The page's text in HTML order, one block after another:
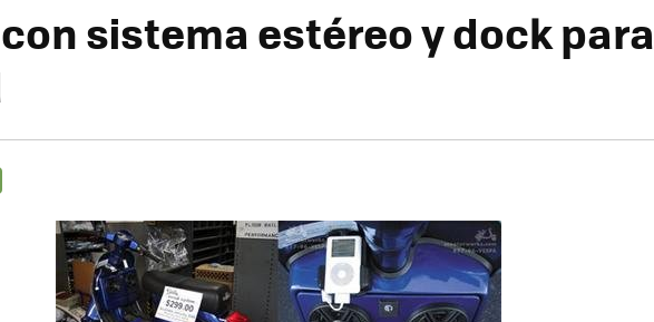
sistema estéreo y dock para